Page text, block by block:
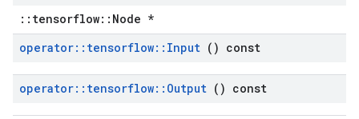
::tensorflow::Node *
operator:: tensorflow:: Input () const
operator:: tensorflow:: Output () const